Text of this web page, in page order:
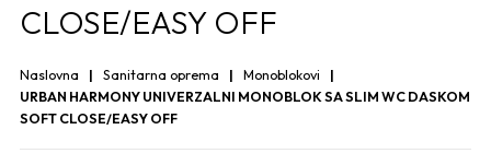
CLOSE/EASY OFF
Naslovna Sanitarna oprema
Monoblokovi
URBAN HARMONY UNIVERZALNI MONOBLOK SA SLIM WC DASKOM
SOFT CLOSE/EASY OFF